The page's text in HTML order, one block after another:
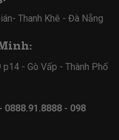
Thanh Khê - Đà Nẵng
- Gò Vấp - Thành Phố
0888.91.8888 - 098